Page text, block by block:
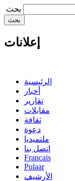
‏بحث ‏
إعلانات
الرئيسية
أخبار
تقارير
مقابلات
ثقافة
دعوة
ملتميديا
اتصل بنا
Francais
Pulaar
الأرشيف